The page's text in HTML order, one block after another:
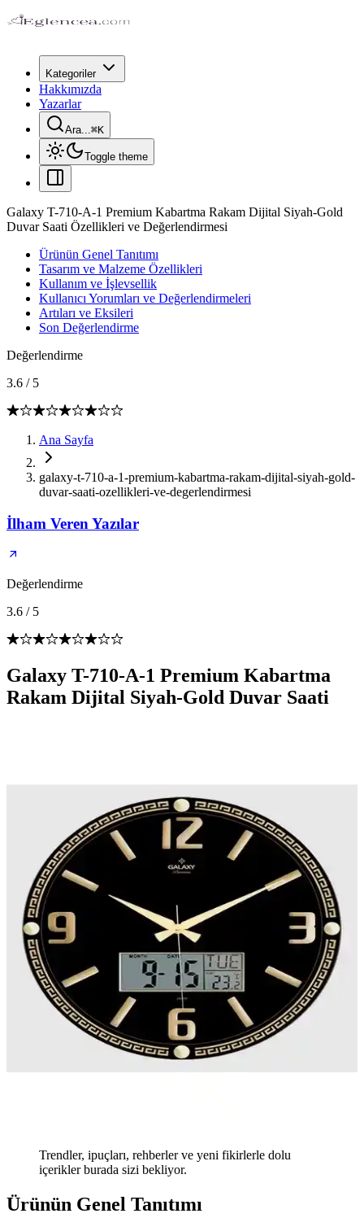
Kategoriler
Hakkımızda
Yazarlar
Ara...⌘K
Toggle theme
Galaxy T-710-A-1 Premium Kabartma Rakam Dijital Siyah-Gold
Duvar Saati Özellikleri ve Değerlendirmesi
Ürünün Genel Tanıtımı
Tasarım ve Malzeme Özellikleri
Kullanım ve İşlevsellik
Kullanıcı Yorumları ve Değerlendirmeleri
Artıları ve Eksileri
Son Değerlendirme
Değerlendirme
3.6 / 5
Ana Sayfa
galaxy-t-710-a-1-premium-kabartma-rakam-dijital-siyah-gold-
duvar-saati-ozellikleri-ve-degerlendirmesi
İlham Veren Yazılar
Değerlendirme
3.6 / 5
Galaxy T-710-A-1 Premium Kabartma
Rakam Dijital Siyah-Gold Duvar Saati
Trendler, ipuçları, rehberler ve yeni fikirlerle dolu
içerikler burada sizi bekliyor.
Ürünün Genel Tanıtımı